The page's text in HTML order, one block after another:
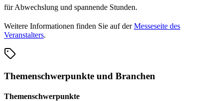
für Abwechslung und spannende Stunden.
Weitere Informationen finden Sie auf derMesseseite des
Veranstalters.
Themenschwerpunkte und Branchen
Themenschwerpunkte